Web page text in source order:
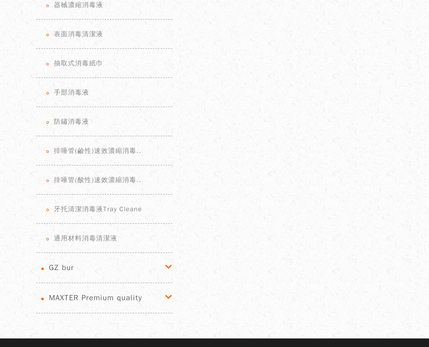
器械濃縮消毒液
表面消毒清潔液
抽取式消毒紙巾
手部消毒液
防鏽消毒液
排唾管(鹼性)速效濃縮消毒..
排唾管(酸性)速效濃縮消毒..
牙托清潔消毒液Tray Cleane
通用材料消毒清潔液
GZ bur
MAXTER Premium quality